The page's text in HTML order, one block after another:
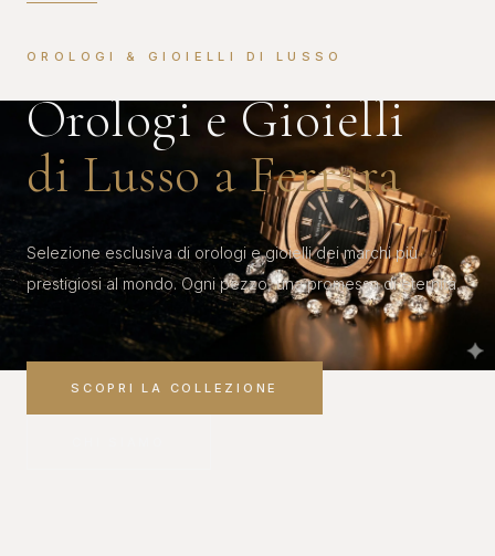
OROLOGI & GIOIELLI DI LUSSO
Orologi e Gioielli
di Lusso a Ferrara
Selezione esclusiva di orologi e gioielli dei marchi più
prestigiosi al mondo. Ogni pezzo, una promessa di eternità.
SCOPRI LA COLLEZIONE